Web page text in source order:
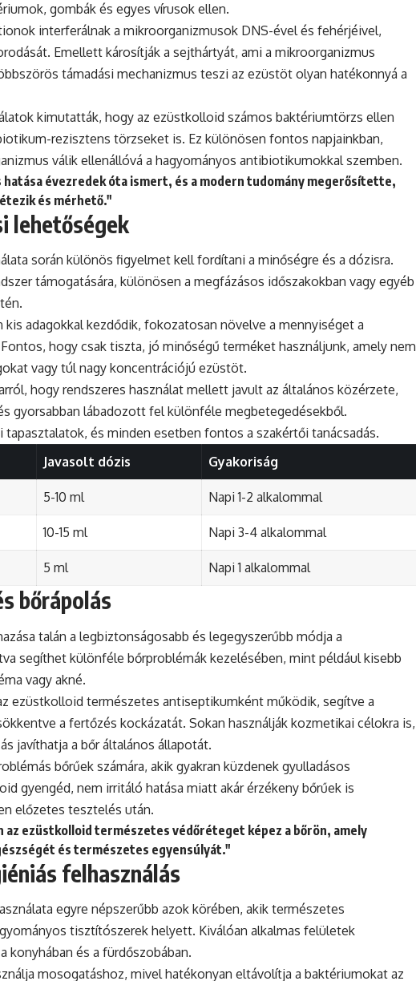
gombák és egyes vírusok ellen.
interferálnak a mikroorganizmusok DNS-ével és fehérjéivel,
Emellett károsítják a sejthártyát, ami a mikroorganizmus
támadási mechanizmus teszi az ezüstöt olyan hatékonnyá a
kimutatták, hogy az ezüstkolloid számos baktériumtörzs ellen
rezisztens törzseket is. Ez különösen fontos napjainkban,
válik ellenállóvá a hagyományos antibiotikumokkal szemben.
évezredek óta ismert, és a modern tudomány megerősítette,
és mérhető."
lehetőségek
során különös figyelmet kell fordítani a minőségre és a dózisra.
támogatására, különösen a megfázásos időszakokban vagy egyéb
kis adagokkal kezdődik, fokozatosan növelve a mennyiséget a
hogy csak tiszta, jó minőségű terméket használjunk, amely nem
vagy túl nagy koncentrációjú ezüstöt.
hogy rendszeres használat mellett javult az általános közérzete,
gyorsabban lábadozott fel különféle megbetegedésekből.
tapasztalatok, és minden esetben fontos a szakértői tanácsadás.
Javasolt dózis Gyakoriság
5-10 ml Napi 1-2 alkalommal
10-15 ml Napi 3-4 alkalommal
5 ml Napi 1 alkalommal
bőrápolás
talán a legbiztonságosabb és legegyszerűbb módja a
segíthet különféle bőrproblémák kezelésében, mint például kisebb
vagy akné.
ezüstkolloid természetes antiseptikumként működik, segítve a
a fertőzés kockázatát. Sokan használják kozmetikai célokra is,
javíthatja a bőr általános állapotát.
bőrűek számára, akik gyakran küzdenek gyulladásos
gyengéd, nem irritáló hatása miatt akár érzékeny bőrűek is
előzetes tesztelés után.
az ezüstkolloid természetes védőréteget képez a bőrön, amely
és természetes egyensúlyát."
felhasználás
egyre népszerűbb azok körében, akik természetes
tisztítószerek helyett. Kiválóan alkalmas felületek
konyhában és a fürdőszobában.
mosogatáshoz, mivel hatékonyan eltávolítja a baktériumokat az